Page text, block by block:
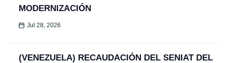
MODERNIZACIÓN
Jul 28, 2026
(VENEZUELA) RECAUDACIÓN DEL SENIAT DEL